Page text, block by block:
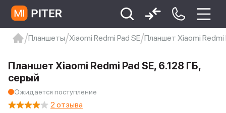
Xiaomi 9 про
xiaomi redmi 12c
Планшеты Xiaomi Redmi Pad SE Планшет Xiaomi Redmi
Планшет Xiaomi Redmi Pad SE, 6.128 ГБ,
серый
Ожидается поступление
2 отзыва